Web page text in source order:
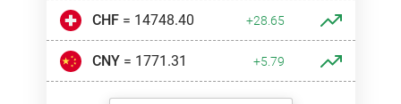
CHF= 14748.40 +28.65
CNY= 1771.31 +5.79